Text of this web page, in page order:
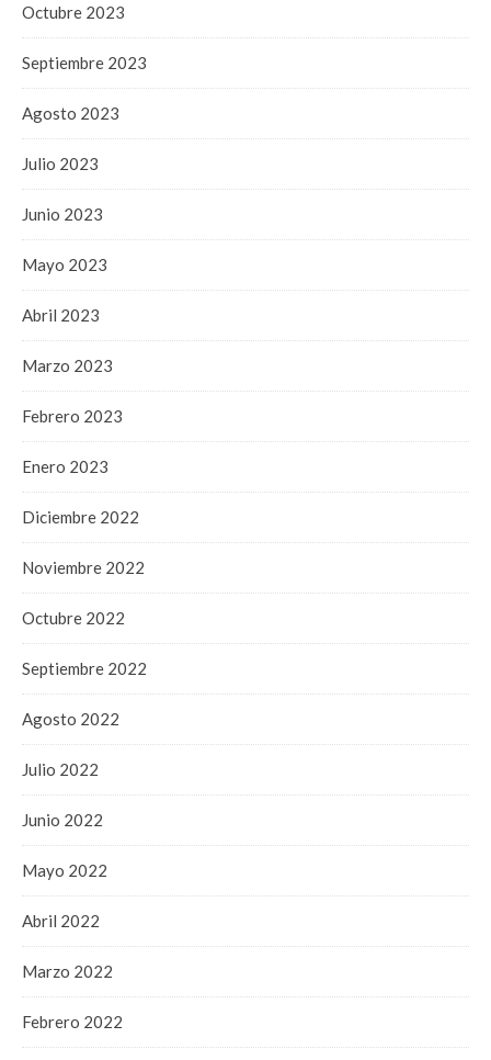
Octubre 2023
Septiembre 2023
Agosto 2023
Julio 2023
Junio 2023
Mayo 2023
Abril 2023
Marzo 2023
Febrero 2023
Enero 2023
Diciembre 2022
Noviembre 2022
Octubre 2022
Septiembre 2022
Agosto 2022
Julio 2022
Junio 2022
Mayo 2022
Abril 2022
Marzo 2022
Febrero 2022